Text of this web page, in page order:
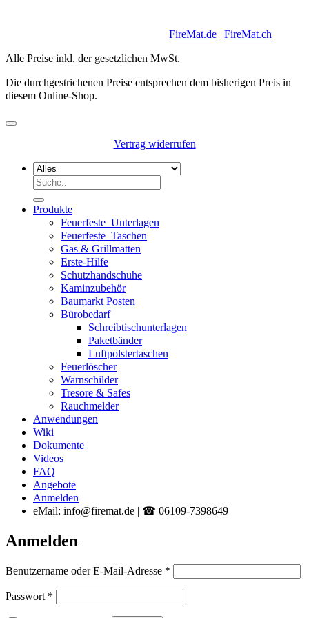
FireMat.de FireMat.ch
Alle Preise inkl. der gesetzlichen MwSt.
Die durchgestrichenen Preise entsprechen dem bisherigen Preis in
diesem Online-Shop.
Vertrag widerrufen
Suchen
Produkte
Feuerfeste_Unterlagen
Feuerfeste_Taschen
Gas & Grillmatten
Erste-Hilfe
Schutzhandschuhe
Kaminzubehör
Baumarkt Posten
Bürobedarf
Schreibtischunterlagen
Paketbänder
Luftpolstertaschen
Feuerlöscher
Warnschilder
Tresore & Safes
Rauchmelder
Anwendungen
Wiki
Dokumente
Videos
FAQ
Angebote
Anmelden
eMail: info@firemat.de | ☎ 06109-7398649
Anmelden
Benutzername oder E-Mail-Adresse *
Passwort *